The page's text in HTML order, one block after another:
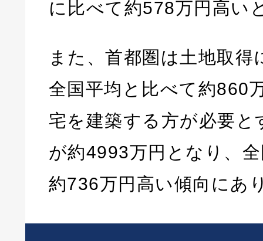
に比べて約578万円高い
また、首都圏は土地取得
全国平均と比べて約860
宅を建築する方が必要と
が約4993万円となり、
約736万円高い傾向にあ